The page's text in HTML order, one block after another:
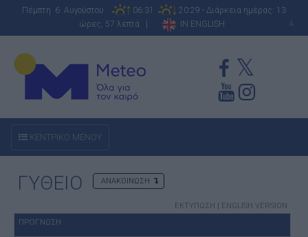
Πέμπτη 6 Αυγούστου 06:31
20:29 - Διάρκεια ημέρας: 13
ώρες, 57 λεπτά |
IN ENGLISH A
ΚΕΝΤΡΙΚΟ ΜΕΝΟΥ
ΓΥΘΕΙΟ ΑΝΑΚΟΙΝΩΣΗ
ΕΚΤΥΠΩΣΗ | ENGLISH VERSION
ΠΡΟΓΝΩΣΗ